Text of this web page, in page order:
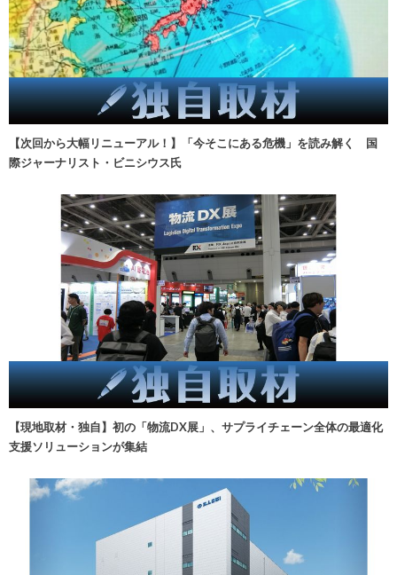
【次回から大幅リニューアル！】「今そこにある危機」を読み解く 国
際ジャーナリスト・ビニシウス氏
【現地取材・独自】初の「物流DX展」、サプライチェーン全体の最適化
支援ソリューションが集結